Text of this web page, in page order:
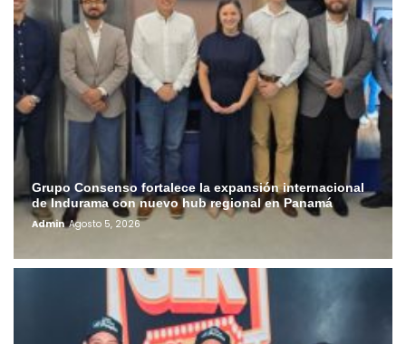
Grupo Consenso fortalece la expansión internacional
de Indurama con nuevo hub regional en Panamá
Admin Agosto 5, 2026